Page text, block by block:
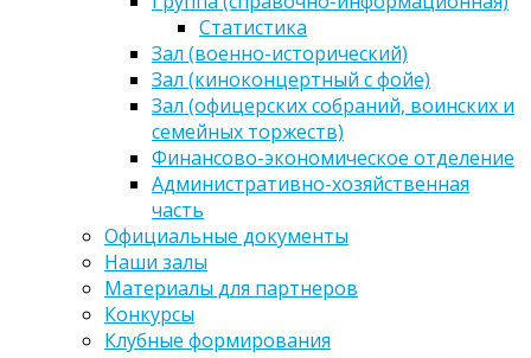
Статистика
Зал (военно-исторический)
Зал (киноконцертный с фойе)
Зал (офицерских собраний, воинских и
семейных торжеств)
Финансово-экономическое отделение
Административно-хозяйственная
часть
Официальные документы
Наши залы
Материалы для партнеров
Конкурсы
Клубные формирования